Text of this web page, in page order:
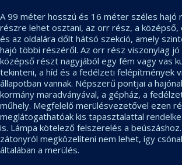
A 99 méter hosszú és 16 méter széles hajó
részre lehet osztani, az orr rész, a
és az oldalára dőlt hátsó szekció, amely
hajó többi részéről. Az orr rész viszonylag jó
középső részt nagyjából egy fém vagy vas
tekinteni, a híd és a fedélzeti felépítmények
állapotban vannak. Népszerű pontjai a
kormány maradványával, a gépház, a
műhely. Megfelelő merülésvezetővel ezen
meglátogathatóak kis tapasztalattal
is. Lámpa kötelező felszerelés a
zátonyról megközelíteni nem lehet, így
általában a merülés.